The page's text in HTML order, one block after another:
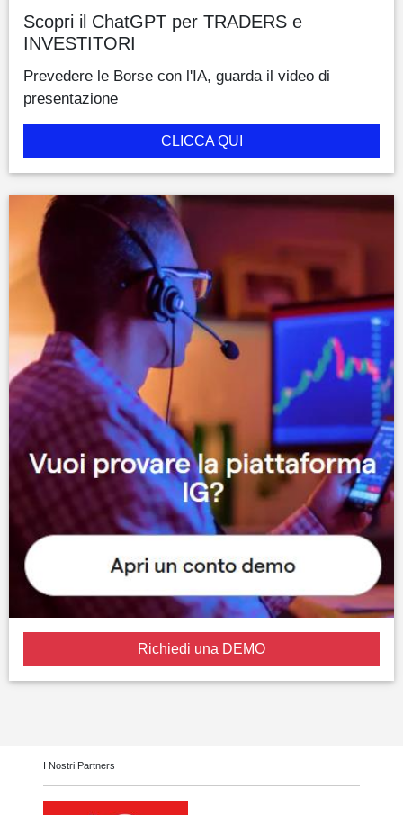
Scopri il ChatGPT per TRADERS e
INVESTITORI
Prevedere le Borse con l'IA, guarda il video di
presentazione
CLICCA QUI
Richiedi una DEMO
I Nostri Partners